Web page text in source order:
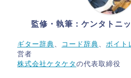
監修・執筆：ケンタトニ
ギター辞典 コード辞典 ボイト
営者
株式会社ケタケタ の代表取締役